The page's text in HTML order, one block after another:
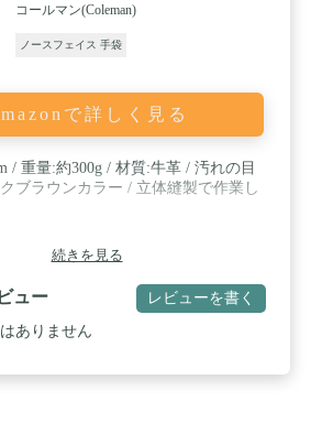
コールマン(Coleman)
ノースフェイス 手袋
で詳しく見る
/ 重量:約300g / 材質:牛革 / 汚れの目
ブラウンカラー / 立体縫製で作業し
続きを見る
ュー レビューを書く
ありません